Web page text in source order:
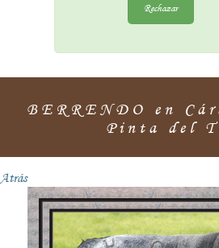
Rechazar
BERRENDO en
Pinta del
Atrás